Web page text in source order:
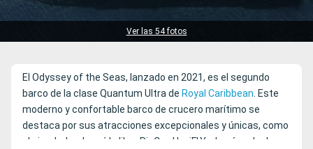
Ver las 54 fotos
El Odyssey of the Seas, lanzado en 2021, es el segundo
barco de la clase Quantum Ultra de Royal Caribbean. Este
moderno y confortable barco de crucero marítimo se
destaca por sus atracciones excepcionales y únicas, como
el simulador de caída libre RipCord by iFLY y la cápsula de